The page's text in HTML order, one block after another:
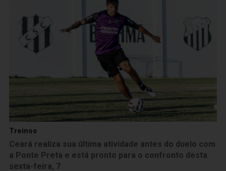
Treinos
Ceará realiza sua última atividade antes do duelo com
a Ponte Preta e está pronto para o confronto desta
sexta-feira, 7